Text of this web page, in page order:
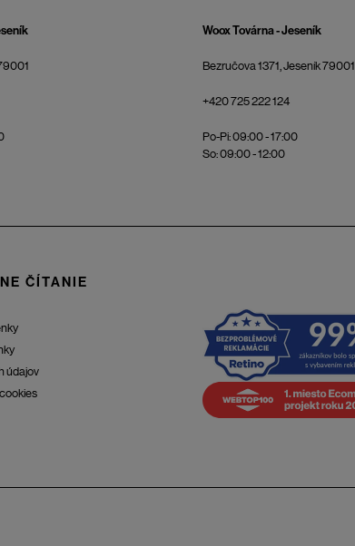
Woox Továrna - Jeseník
Bezručova 1371, Jeseník 79001
+420 725 222 124
Po-Pi: 09:00 - 17:00
So: 09:00 - 12:00
ČÍTANIE
údajov